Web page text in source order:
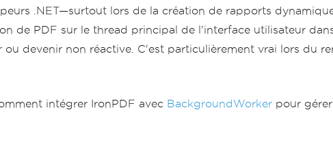
.NET—surtout lors de la création de rapports
de PDF sur le thread principal de l'interface utilisateur
devenir non réactive. C'est particulièrement vrai lors du
intégrer IronPDF avec BackgroundWorker pour